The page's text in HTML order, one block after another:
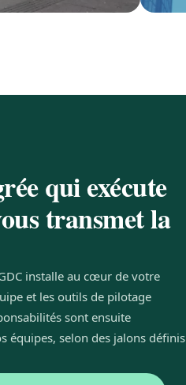
qui exécute
transmet la
installe au cœur de votre
et les outils de pilotage
sont ensuite
équipes, selon des jalons définis